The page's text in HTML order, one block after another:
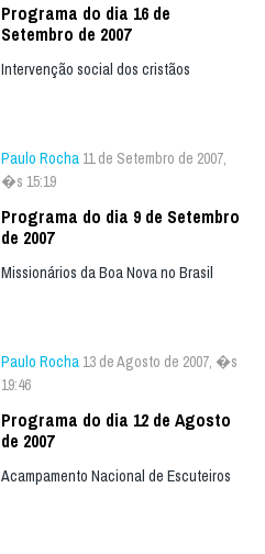
Programa do dia 16 de
Setembro de 2007
Intervenção social dos cristãos
Paulo Rocha 11 de Setembro de 2007,
�s 15:19
Programa do dia 9 de Setembro
de 2007
Missionários da Boa Nova no Brasil
Paulo Rocha 13 de Agosto de 2007, �s
19:46
Programa do dia 12 de Agosto
de 2007
Acampamento Nacional de Escuteiros